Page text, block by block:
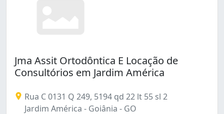
Jma Assit Ortodôntica E Locação de
Consultórios em Jardim América
Rua C 0131 Q 249, 5194 qd 22 lt 55 sl 2
Jardim América - Goiânia - GO